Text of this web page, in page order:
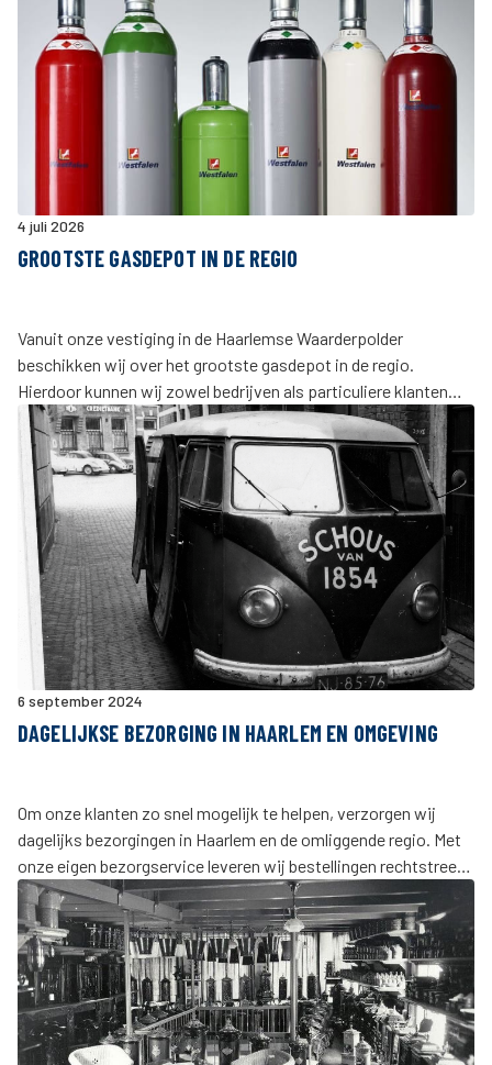
4 juli 2026
GROOTSTE GASDEPOT IN DE REGIO
Vanuit onze vestiging in de Haarlemse Waarderpolder
beschikken wij over het grootste gasdepot in de regio.
Hierdoor kunnen wij zowel bedrijven als particuliere klanten
snel voorzien van diverse soorten gas voor uiteenlopende
toepassingen.
6 september 2024
DAGELIJKSE BEZORGING IN HAARLEM EN OMGEVING
Om onze klanten zo snel mogelijk te helpen, verzorgen wij
dagelijks bezorgingen in Haarlem en de omliggende regio. Met
onze eigen bezorgservice leveren wij bestellingen rechtstreeks
af op de bouwplaats, in het magazijn of op locatie.